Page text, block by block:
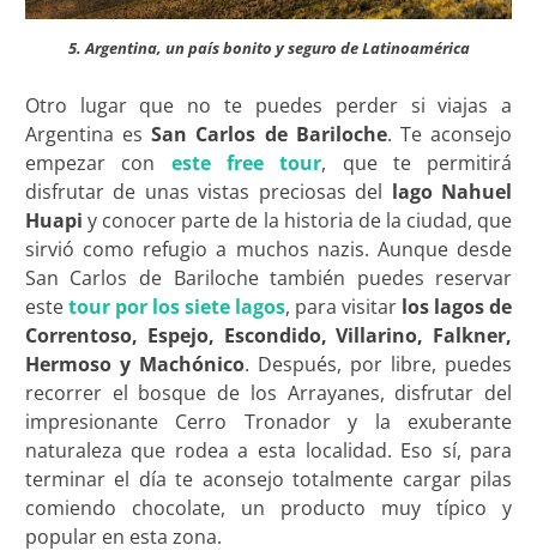
5. Argentina, un país bonito y seguro de Latinoamérica
Otro lugar que no te puedes perder si viajas a
Argentina esSan Carlos de Bariloche. Te aconsejo
empezar con este free tour, que te permitirá
disfrutar de unas vistas preciosas del lago Nahuel
Huapi y conocer parte de la historia de la ciudad, que
sirvió como refugio a muchos nazis. Aunque desde
San Carlos de Bariloche también puedes reservar
estetour por los siete lagos, para visitar los lagos de
Correntoso, Espejo, Escondido, Villarino, Falkner,
Hermoso y Machónico. Después, por libre, puedes
recorrer el bosque de los Arrayanes, disfrutar del
impresionante Cerro Tronador y la exuberante
naturaleza que rodea a esta localidad. Eso sí, para
terminar el día te aconsejo totalmente cargar pilas
comiendo chocolate, un producto muy típico y
popular en esta zona.